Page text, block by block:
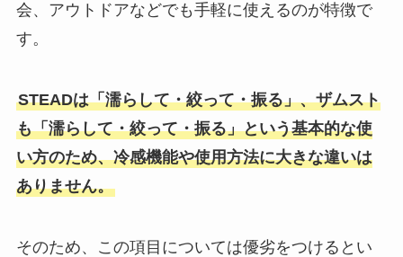
会、アウトドアなどでも手軽に使えるのが特徴で
す。
STEADは「濡らして・絞って・振る」、ザムスト
も「濡らして・絞って・振る」という基本的な使
い方のため、冷感機能や使用方法に大きな違いは
ありません。
そのため、この項目については優劣をつけるとい